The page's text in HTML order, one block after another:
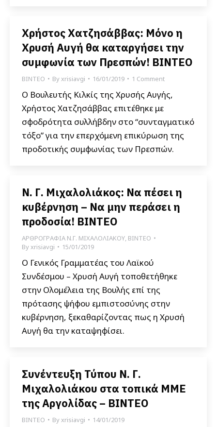
Χρήστος Χατζησάββας: Μόνο η
Χρυσή Αυγή θα καταργήσει την
συμφωνία των Πρεσπών! ΒΙΝΤΕΟ
ΒΙΝΤΕΟ Byxrisiavgi 16/01/2019 1 Comment
Ο Βουλευτής Κιλκίς της Χρυσής Αυγής,
Χρήστος Χατζησάββας επιτέθηκε με
σφοδρότητα συλλήβδην στο “συνταγματικό
τόξο” για την επερχόμενη επικύρωση της
προδοτικής συμφωνίας των Πρεσπών.
Ν. Γ. Μιχαλολιάκος: Να πέσει η
κυβέρνηση – Να μην περάσει η
προδοσία! ΒΙΝΤΕΟ
ΑΡΘΡΟΓΡΑΦΙΑ Ν.Γ. ΜΙΧΑΛΟΛΙΑΚΟΥ, ΒΙΝΤΕΟ
Byxrisiavgi 15/01/2019
Ο Γενικός Γραμματέας του Λαϊκού
Συνδέσμου – Χρυσή Αυγή τοποθετήθηκε
στην Ολομέλεια της Βουλής επί της
πρότασης ψήφου εμπιστοσύνης στην
κυβέρνηση, ξεκαθαρίζοντας πως η Χρυσή
Αυγή θα την καταψηφίσει.
Συνέντευξη Τύπου Ν. Γ.
Μιχαλολιάκου στα τοπικά ΜΜΕ
της Αργολίδας – ΒΙΝΤΕΟ
ΒΙΝΤΕΟ Byxrisiavgi 14/01/2019